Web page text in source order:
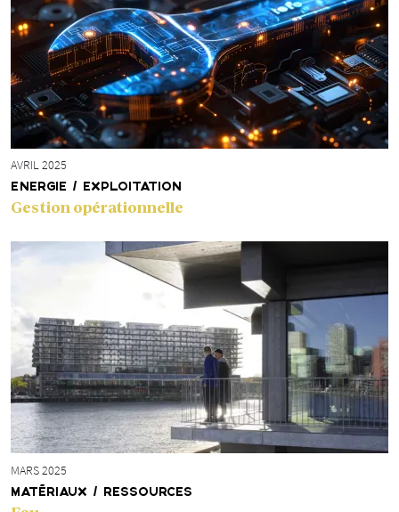
AVRIL 2025
ENERGIE / EXPLOITATION
Gestion opérationnelle
MARS 2025
MATÉRIAUX / RESSOURCES